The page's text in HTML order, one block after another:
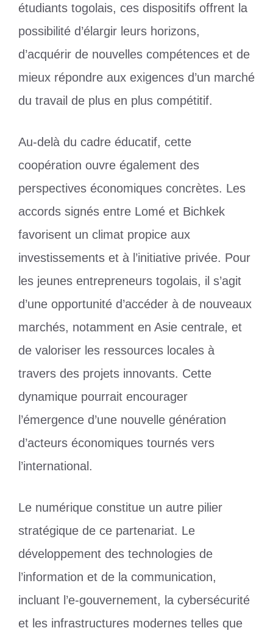
étudiants togolais, ces dispositifs offrent la
possibilité d’élargir leurs horizons,
d’acquérir de nouvelles compétences et de
mieux répondre aux exigences d’un marché
du travail de plus en plus compétitif.
Au-delà du cadre éducatif, cette
coopération ouvre également des
perspectives économiques concrètes. Les
accords signés entre Lomé et Bichkek
favorisent un climat propice aux
investissements et à l’initiative privée. Pour
les jeunes entrepreneurs togolais, il s’agit
d’une opportunité d’accéder à de nouveaux
marchés, notamment en Asie centrale, et
de valoriser les ressources locales à
travers des projets innovants. Cette
dynamique pourrait encourager
l’émergence d’une nouvelle génération
d’acteurs économiques tournés vers
l’international.
Le numérique constitue un autre pilier
stratégique de ce partenariat. Le
développement des technologies de
l’information et de la communication,
incluant l’e-gouvernement, la cybersécurité
et les infrastructures modernes telles que